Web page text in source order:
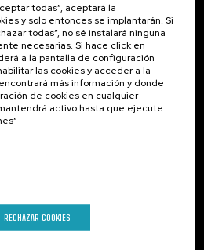
De interés...
Actividades anteriores
todas”, aceptará la
y solo entonces se implantarán. Si
todas”, no sé instalará ninguna
necesarias. Si hace click en
a la pantalla de configuración
las cookies y acceder a la
más información y donde
de cookies en cualquier
activo hasta que ejecute
RECHAZAR COOKIES